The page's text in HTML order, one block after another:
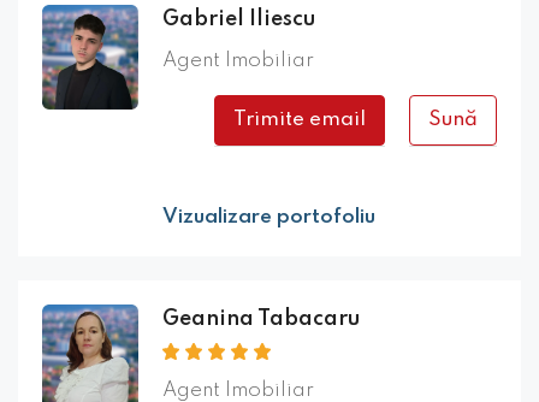
Gabriel Iliescu
Agent Imobiliar
Trimite email Sună
Vizualizare portofoliu
Geanina Tabacaru
Agent Imobiliar